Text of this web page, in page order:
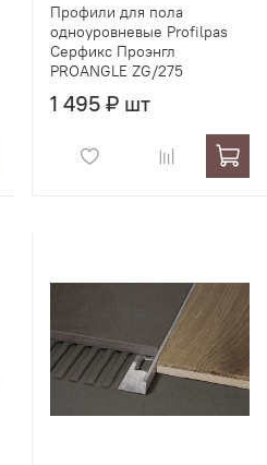
Профили для пола
одноуровневые Profilpas
Серфикс Проэнгл
PROANGLE ZG/275
1 495 ₽ шт